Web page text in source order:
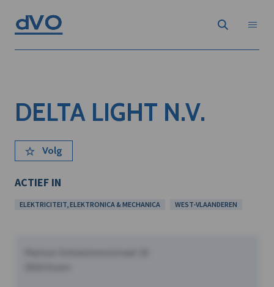
DELTA LIGHT N.V.
Volg
ACTIEF IN
ELEKTRICITEIT, ELEKTRONICA & MECHANICA WEST-VLAANDEREN